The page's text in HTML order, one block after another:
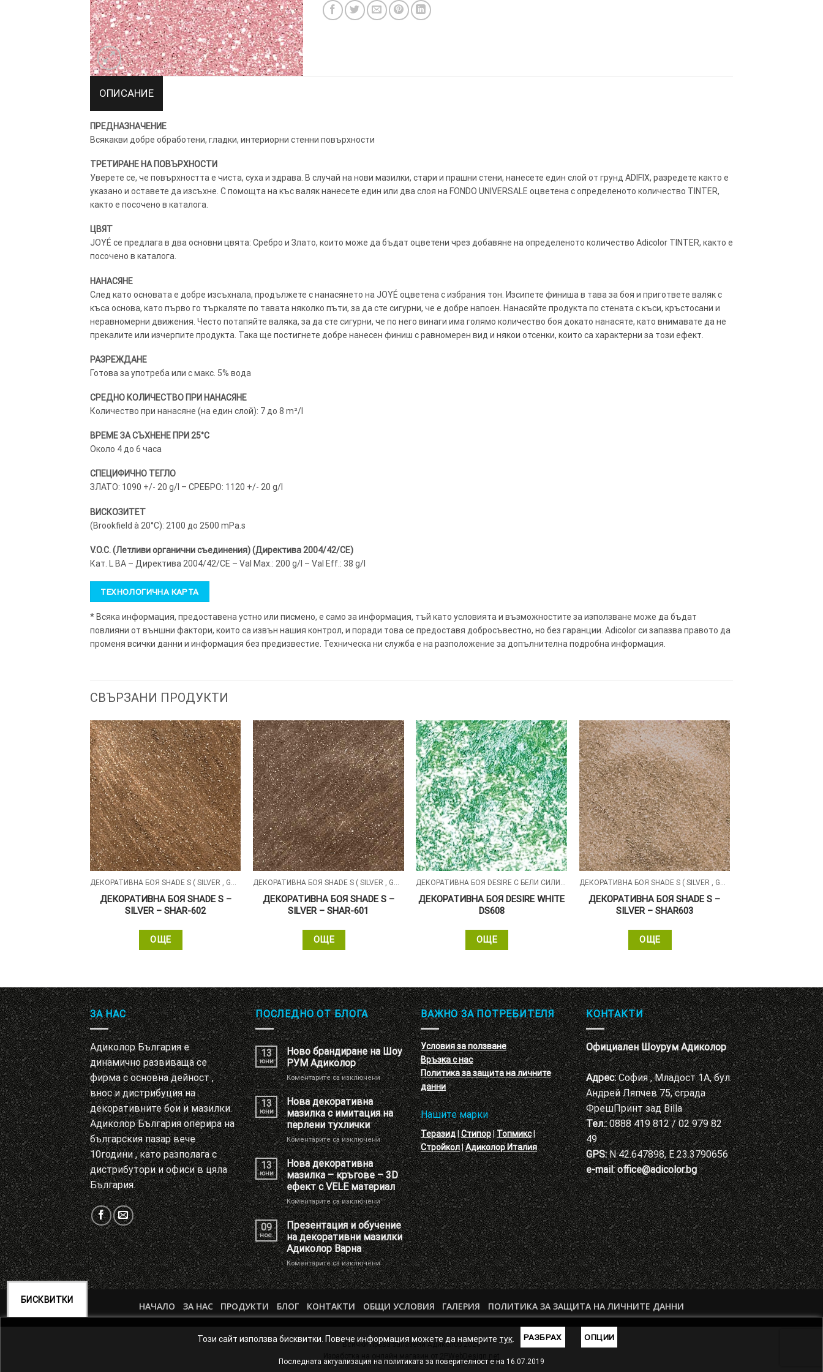
ОПИСАНИЕ
ПРЕДНАЗНАЧЕНИЕ
Всякакви добре обработени, гладки, интериорни стенни повърхности
ТРЕТИРАНЕ НА ПОВЪРХНОСТИ
Уверете се, че повърхността е чиста, суха и здрава. В случай на нови мазилки, стари и прашни стени, нанесете един слой от грунд ADIFIX, разредете както е
указано и оставете да изсъхне. С помощта на къс валяк нанесете един или два слоя на FONDO UNIVERSALE оцветена с определеното количество TINTER,
както е посочено в каталога.
ЦВЯТ
JOYÉ се предлага в два основни цвята: Сребро и Злато, които може да бъдат оцветени чрез добавяне на определеното количество Adicolor TINTER, както е
посочено в каталога.
НАНАСЯНЕ
След като основата е добре изсъхнала, продължете с нанасянето на JOYÉ оцветена с избрания тон. Изсипете финиша в тава за боя и пригответе валяк с
къса основа, като първо го търкаляте по тавата няколко пъти, за да сте сигурни, че е добре напоен. Нанасяйте продукта по стената с къси, кръстосани и
неравномерни движения. Често потапяйте валяка, за да сте сигурни, че по него винаги има голямо количество боя докато нанасяте, като внимавате да не
прекалите или изчерпите продукта. Така ще постигнете добре нанесен финиш с равномерен вид и някои отсенки, които са характерни за този ефект.
РАЗРЕЖДАНЕ
Готова за употреба или с макс. 5% вода
СРЕДНО КОЛИЧЕСТВО ПРИ НАНАСЯНЕ
Количество при нанасяне (на един слой): 7 до 8 m²/l
ВРЕМЕ ЗА СЪХНЕНЕ ПРИ 25°C
Около 4 до 6 часа
СПЕЦИФИЧНО ТЕГЛО
ЗЛАТО: 1090 +/- 20 g/l – СРЕБРО: 1120 +/- 20 g/l
ВИСКОЗИТЕТ
(Brookfield à 20°C): 2100 до 2500 mPa.s
V.O.C. (Летливи органични съединения) (Директива 2004/42/CE)
Кат. L BA – Директива 2004/42/CE – Val Max.: 200 g/l – Val Eff.: 38 g/l
ТЕХНОЛОГИЧНА КАРТА
* Всяка информация, предоставена устно или писмено, е само за информация, тъй като условията и възможностите за използване може да бъдат
повлияни от външни фактори, които са извън нашия контрол, и поради това се предоставя добросъвестно, но без гаранции. Adicolor си запазва правото да
променя всички данни и информация без предизвестие. Техническа ни служба е на разположение за допълнителна подробна информация.
СВЪРЗАНИ ПРОДУКТИ
ДЕКОРАТИВНА БОЯ SHADE S –
SILVER – SHAR-602
ОЩЕ
ДЕКОРАТИВНА БОЯ SHADE S –
SILVER – SHAR-601
ОЩЕ
ДЕКОРАТИВНА БОЯ DESIRE WHITE
DS608
ОЩЕ
ДЕКОРАТИВНА БОЯ SHADE S –
SILVER – SHAR603
ОЩЕ
ЗА НАС
Адиколор България е
динамично развиваща се
фирма с основна дейност ,
внос и дистрибуция на
декоративните бои и мазилки.
Адиколор България оперира на
българския пазар вече
10години , като разполага с
дистрибутори и офиси в цяла
България.
ПОСЛЕДНО ОТ БЛОГА
13
юни
Ново брандиране на Шоу
РУМ Адиколор
Коментарите са изключениза
Ново
брандиране
на
Шоу
РУМ
Адиколор
13
юни
Нова декоративна
мазилка с имитация на
перлени тухлички
Коментарите са изключениза
Нова
декоративна
мазилка
с
имитация
на
перлени
тухлички
13
юни
Нова декоративна
мазилка – кръгове – 3D
ефект с VELE материал
Коментарите са изключениза
Нова
декоративна
мазилка
–
кръгове
–
3D
ефект
VELE
материал
09
ное.
Презентация и обучение
на декоративни мазилки
Адиколор Варна
Коментарите са изключениза
Презентация
и
на
декоративни
Адиколор
Варна
ВАЖНО ЗА ПОТРЕБИТЕЛЯ
Условия за ползване
Връзка с нас
Политика за защита на личните
данни
Нашите марки
Теразид|Стипор|Топмикс|
Стройкол|Адиколор Италия
КОНТАКТИ
Официален Шоурум Адиколор
Адрес:София , Младост 1А, бул.
Андрей Ляпчев 75, сграда
ФрешПринт зад Billa
Тел.:0888 419 812 / 02 979 82
49
GPS:N 42.647898, E 23.3790656
e-mail: office@adicolor.bg
НАЧАЛО ЗА НАС ПРОДУКТИ БЛОГ КОНТАКТИ ОБЩИ УСЛОВИЯ ГАЛЕРИЯ ПОЛИТИКА ЗА ЗАЩИТА НА ЛИЧНИТЕ ДАННИ
Всички права запазени Адиколор 2026
БИСКВИТКИ
Този сайт използва бисквитки. Повече информация можете да намерите тук. РАЗБРАХ ОПЦИИ
Последната актуализация на политиката за поверителност е на 16.07.2019
ТОЗИ САЙТ ИЗПОЛЗВА БИСКВИТКИ.
ПОВЕЧЕ ИНФОРМАЦИЯ МОЖЕТЕ ДА
НАМЕРИТЕ ТУК.
ОПЦИИ